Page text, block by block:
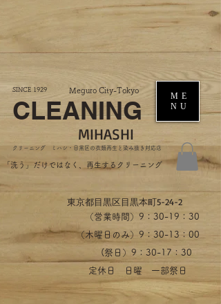
SINCE 1929
CLEANING
Meguro City-Tokyo
MIHASHI
​クリーニング ミハシ・目黒区の衣類再生と染み抜き対応店
ME
NU
​東京都目黒区目黒本町5-24-2
（営業時間）​9：30-19：30
（木曜日のみ）9：30-13：00
​(祭日）9：30-17：30
​定休日 日曜 一部祭日
​「洗う」だけではなく、再生するクリーニング